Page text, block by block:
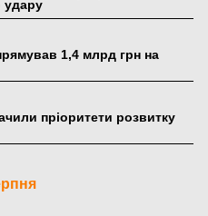
удару
1,4 млрд грн на
пріоритети розвитку